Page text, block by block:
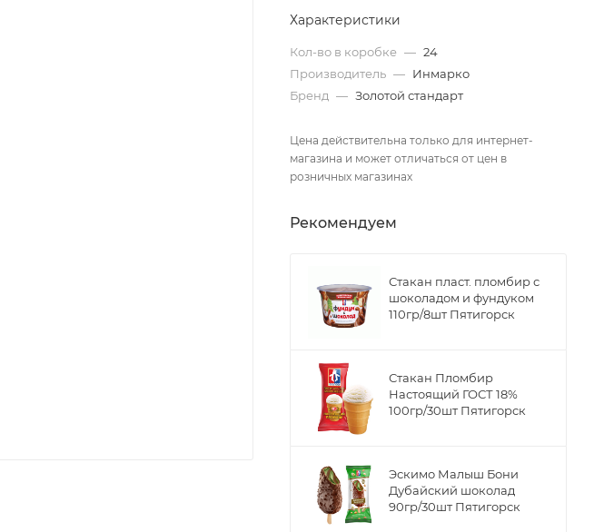
Характеристики
Кол-во в коробке — 24
Производитель — Инмарко
Бренд — Золотой стандарт
Цена действительна только для интернет-
магазина и может отличаться от цен в
розничных магазинах
Рекомендуем
Стакан пласт. пломбир с
шоколадом и фундуком
110гр/8шт Пятигорск
Стакан Пломбир
Настоящий ГОСТ 18%
100гр/30шт Пятигорск
Эскимо Малыш Бони
Дубайский шоколад
90гр/30шт Пятигорск